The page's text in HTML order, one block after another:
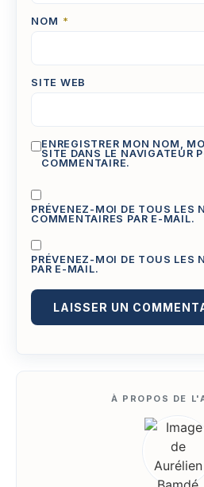
NOM *
SITE WEB
ENREGISTRER MON NOM,
SITE DANS LE NAVIGATEUR
COMMENTAIRE.
PRÉVENEZ-MOI DE TOUS LES
COMMENTAIRES PAR E-MAIL.
PRÉVENEZ-MOI DE TOUS LES
PAR E-MAIL.